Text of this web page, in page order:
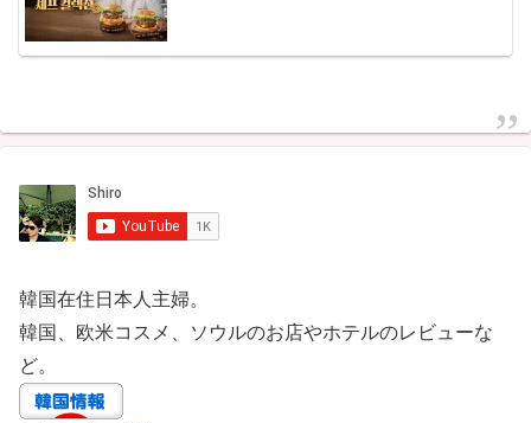
韓国在住日本人主婦。
韓国、欧米コスメ、ソウルのお店やホテルのレビューな
ど。